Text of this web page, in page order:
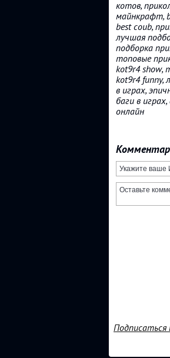
котов,
майнкрафт,
best coub,
лучшая
подборка
топовые
kot9r4 show,
kot9r4 funny,
в играх,
баги в
онлайн
Подписаться